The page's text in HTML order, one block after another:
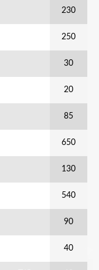
230
250
30
20
85
650
130
540
90
40